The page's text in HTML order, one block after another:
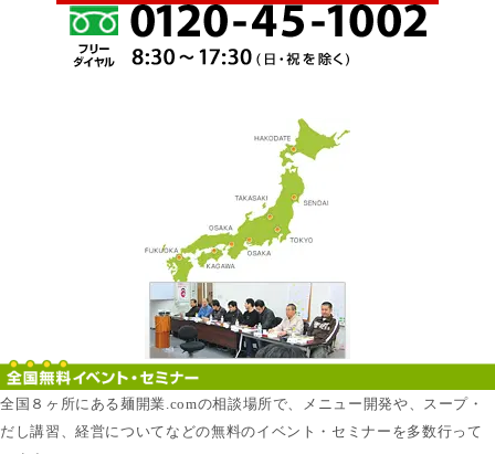
全国８ヶ所にある麺開業.comの相談場所で、メニュー開発や、スープ・
だし講習、経営についてなどの無料のイベント・セミナーを多数行って